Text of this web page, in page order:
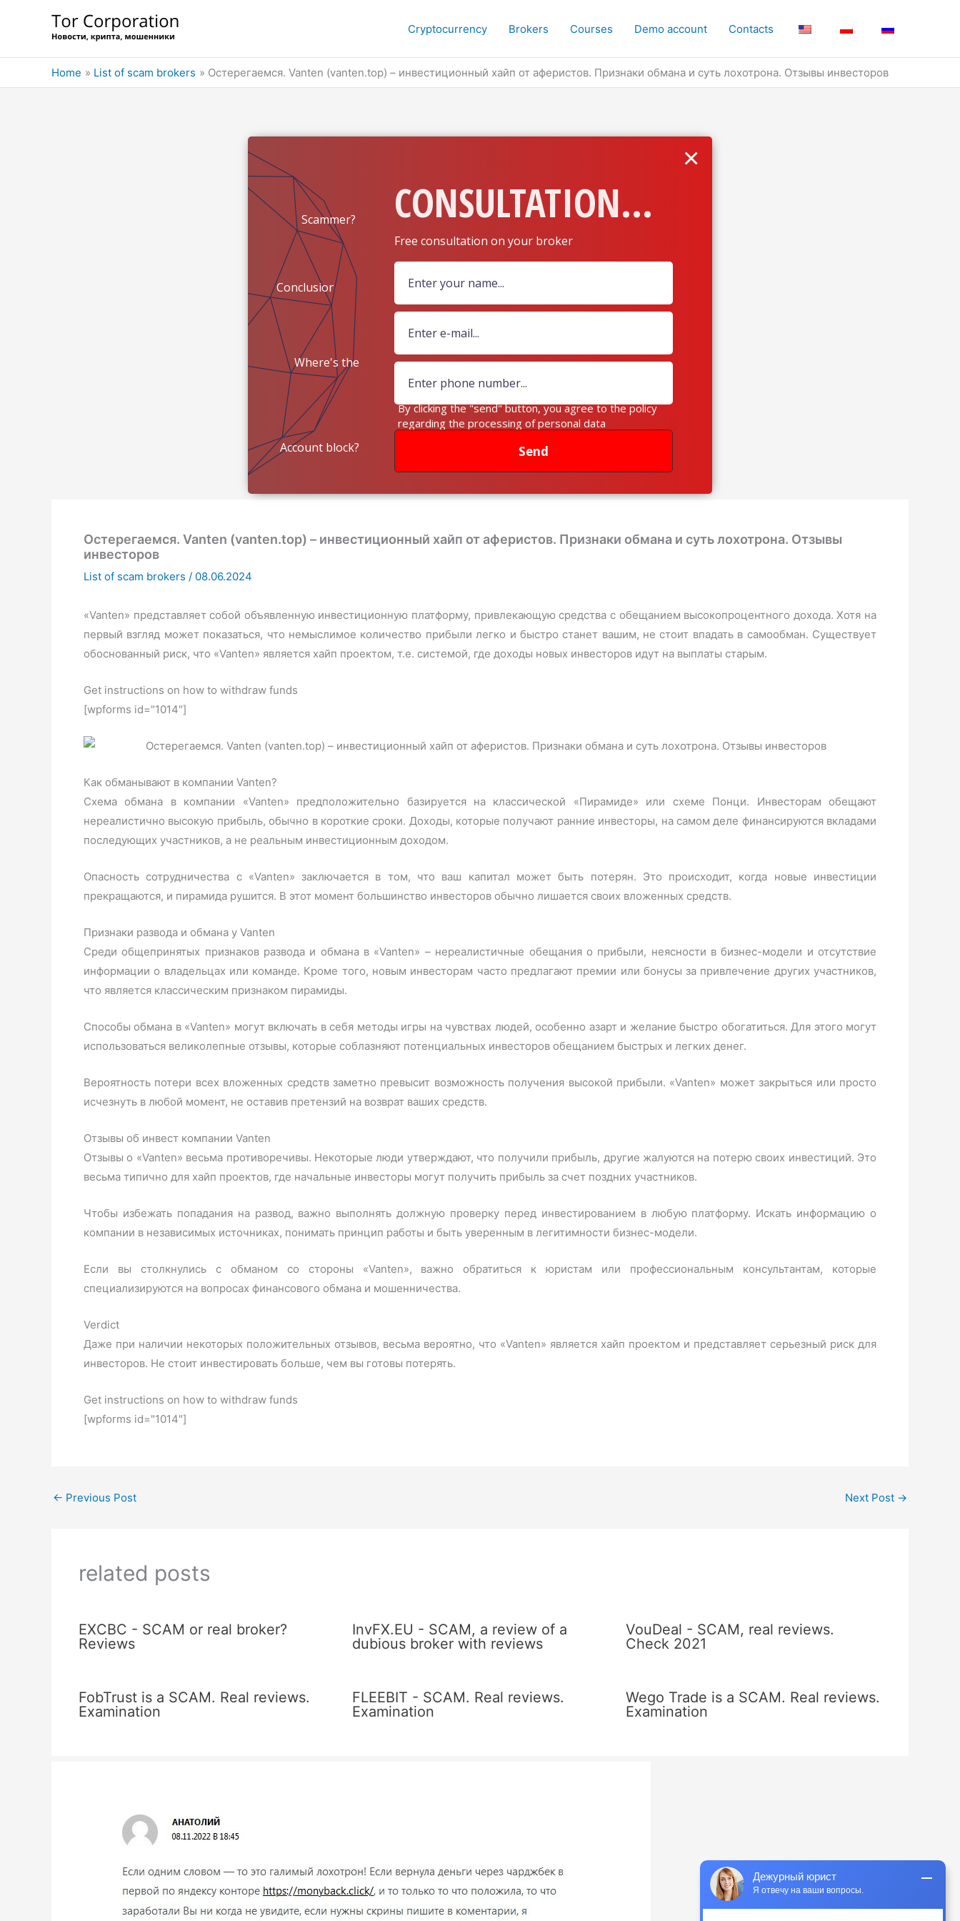
Cryptocurrency Brokers Courses Demo account Contacts
Home List of scam brokers Остерегаемся. Vanten (vanten.top) – инвестиционный хайп от аферистов. Признаки обмана и суть лохотрона. Отзывы инвесторов
CONSULTATION...
Free consultation on your broker
Scammer?
Conclusion?
Where's the
money?
Account block? Send
×
By clicking the "send" button, you agree to the policy
regarding the processing of personal data
Остерегаемся. Vanten (vanten.top) – инвестиционный хайп от аферистов. Признаки обмана и суть лохотрона. Отзывы
инвесторов
List of scam brokers / 08.06.2024
«Vanten» представляет собой объявленную инвестиционную платформу, привлекающую средства с обещанием высокопроцентного дохода. Хотя на
первый взгляд может показаться, что немыслимое количество прибыли легко и быстро станет вашим, не стоит впадать в самообман. Существует
обоснованный риск, что «Vanten» является хайп проектом, т.е. системой, где доходы новых инвесторов идут на выплаты старым.
Get instructions on how to withdraw funds
[wpforms id="1014"]
Как обманывают в компании Vanten?
Схема обмана в компании «Vanten» предположительно базируется на классической «Пирамиде» или схеме Понци. Инвесторам обещают
нереалистично высокую прибыль, обычно в короткие сроки. Доходы, которые получают ранние инвесторы, на самом деле финансируются вкладами
последующих участников, а не реальным инвестиционным доходом.
Опасность сотрудничества с «Vanten» заключается в том, что ваш капитал может быть потерян. Это происходит, когда новые инвестиции
прекращаются, и пирамида рушится. В этот момент большинство инвесторов обычно лишается своих вложенных средств.
Признаки развода и обмана у Vanten
Среди общепринятых признаков развода и обмана в «Vanten» – нереалистичные обещания о прибыли, неясности в бизнес-модели и отсутствие
информации о владельцах или команде. Кроме того, новым инвесторам часто предлагают премии или бонусы за привлечение других участников,
что является классическим признаком пирамиды.
Способы обмана в «Vanten» могут включать в себя методы игры на чувствах людей, особенно азарт и желание быстро обогатиться. Для этого могут
использоваться великолепные отзывы, которые соблазняют потенциальных инвесторов обещанием быстрых и легких денег.
Вероятность потери всех вложенных средств заметно превысит возможность получения высокой прибыли. «Vanten» может закрыться или просто
исчезнуть в любой момент, не оставив претензий на возврат ваших средств.
Отзывы об инвест компании Vanten
Отзывы о «Vanten» весьма противоречивы. Некоторые люди утверждают, что получили прибыль, другие жалуются на потерю своих инвестиций. Это
весьма типично для хайп проектов, где начальные инвесторы могут получить прибыль за счет поздних участников.
Чтобы избежать попадания на развод, важно выполнять должную проверку перед инвестированием в любую платформу. Искать информацию о
компании в независимых источниках, понимать принцип работы и быть уверенным в легитимности бизнес-модели.
Если вы столкнулись с обманом со стороны «Vanten», важно обратиться к юристам или профессиональным консультантам, которые
специализируются на вопросах финансового обмана и мошенничества.
Verdict
Даже при наличии некоторых положительных отзывов, весьма вероятно, что «Vanten» является хайп проектом и представляет серьезный риск для
инвесторов. Не стоит инвестировать больше, чем вы готовы потерять.
Get instructions on how to withdraw funds
[wpforms id="1014"]
← Previous Post Next Post →
related posts
EXCBC - SCAM or real broker?
Reviews
InvFX.EU - SCAM, a review of a
dubious broker with reviews
VouDeal - SCAM, real reviews.
Check 2021
FobTrust is a SCAM. Real reviews.
Examination
FLEEBIT - SCAM. Real reviews.
Examination
Wego Trade is a SCAM. Real reviews.
Examination
Дежурный юрист
Я отвечу на ваши вопросы.